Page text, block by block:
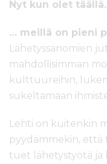
Nyt kun olet
… meillä on pieni
Lähetyssanomien
mahdollisimman
kulttuureihin,
sukeltamaan
Lehti on kuitenkin
pyydämmekin, että
tuet lähetystyötä ja